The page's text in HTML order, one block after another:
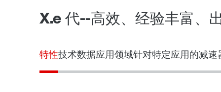
X.e 代--高效、经验丰富、
特性技术数据应用领域针对特定应用的减速